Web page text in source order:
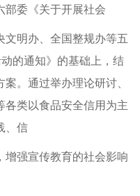
部委《关于开展社会
明办、全国整规办等五
的通知》的基础上，结
。通过举办理论研讨、
类以食品安全信用为主
、信
强宣传教育的社会影响